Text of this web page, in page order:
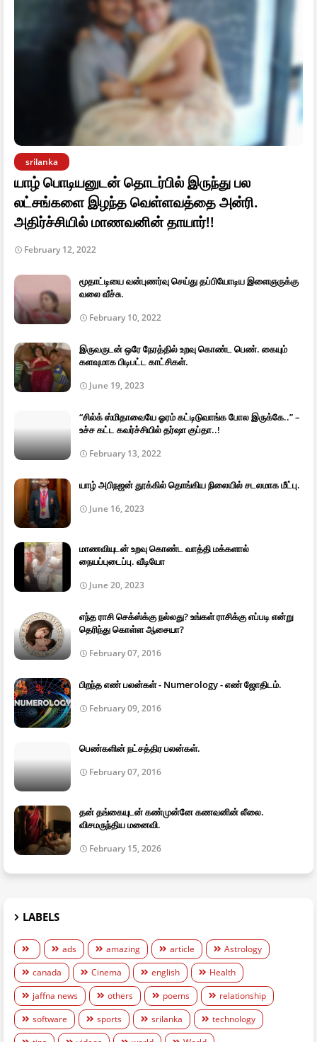
srilanka
யாழ் பொடியனுடன் தொடர்பில் இருந்து பல
லட்சங்களை இழந்த வெள்ளவத்தை அன்ரி.
அதிர்ச்சியில் மாணவனின் தாயார்!!
February 12, 2022
மூதாட்டியை வன்புணர்வு செய்து தப்பியோடிய இளைஞருக்கு
வலை வீச்சு.
February 10, 2022
இருவருடன் ஒரே நேரத்தில் உறவு கொண்ட பெண். கையும்
களவுமாக பிடிபட்ட காட்சிகள்.
June 19, 2023
“சில்க் ஸ்மிதாவையே ஓரம் கட்டிடுவாங்க போல இருக்கே..” –
உச்ச கட்ட கவர்ச்சியில் தர்ஷா குப்தா..!
February 13, 2022
யாழ் அபிநஜன் தூக்கில் தொங்கிய நிலையில் சடலமாக மீட்பு.
June 16, 2023
மாணவியுடன் உறவு கொண்ட வாத்தி மக்களால்
நையப்புடைப்பு. வீடியோ
June 20, 2023
எந்த ராசி செக்ஸ்க்கு நல்லது? உங்கள் ராசிக்கு எப்படி என்று
தெரிந்து கொள்ள ஆசையா?
February 07, 2016
பிறந்த எண் பலன்கள் - Numerology - எண் ஜோதிடம்.
February 09, 2016
பெண்களின் நட்சத்திர பலன்கள்.
February 07, 2016
தன் தங்கையுடன் கண்முன்னே கணவனின் லீலை.
விசமருந்திய மனைவி.
February 15, 2026
LABELS
ads amazing article
Astrology
canada
Cinema english
Health
jaffna news
others poems
relationship
software
sports srilanka
technology